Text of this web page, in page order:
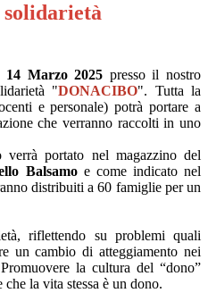
solidarietà
14 Marzo 2025 presso il nostro
"DONACIBO". Tutta la
e personale) potrà portare a
che verranno raccolti in uno
portato nel magazzino del
Balsamo e come indicato nel
distribuiti a 60 famiglie per un
riflettendo su problemi quali
un cambio di atteggiamento nei
la cultura del “dono”
la vita stessa è un dono.